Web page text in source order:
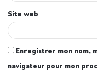
Site web
Enregistrer mon nom,
navigateur pour mon